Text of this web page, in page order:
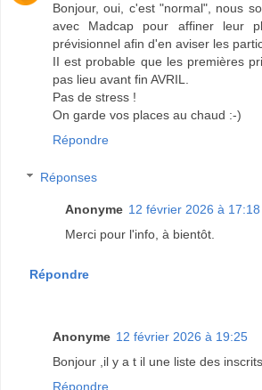
Bonjour, oui, c'est "normal", nous
avec Madcap pour affiner leur
prévisionnel afin d'en aviser les
II est probable que les premières
pas lieu avant fin AVRIL.
Pas de stress !
On garde vos places au chaud :-)
Répondre
Réponses
Anonyme 12 février 2026 à 17:18
Merci pour l'info, à bientôt.
Répondre
Anonyme 12 février 2026 à 19:25
Bonjour ,il y a t il une liste des
Répondre